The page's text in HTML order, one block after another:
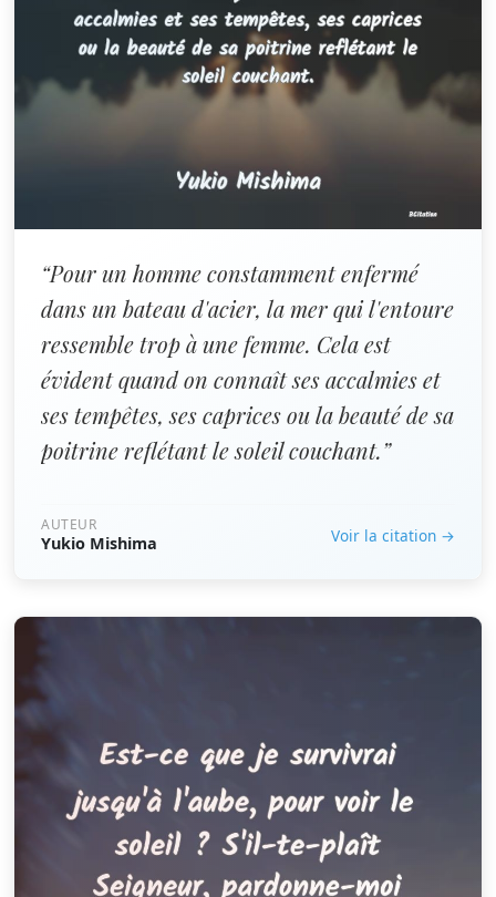
“Pour un homme constamment enfermé
dans un bateau d'acier, la mer qui l'entoure
ressemble trop à une femme. Cela est
évident quand on connaît ses accalmies et
ses tempêtes, ses caprices ou la beauté de sa
poitrine reflétant le soleil couchant.”
AUTEUR
Yukio Mishima Voir la citation →